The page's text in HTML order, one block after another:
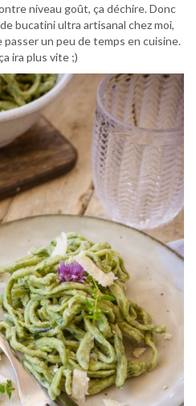
niveau goût, ça déchire. Donc
bucatini ultra artisanal chez moi,
un peu de temps en cuisine.
ira plus vite ;)